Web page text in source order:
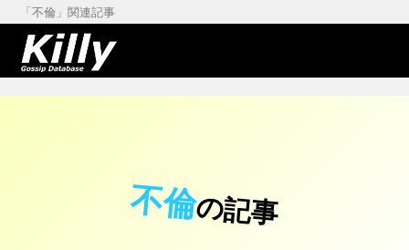
「不倫」関連記事
不倫の記事